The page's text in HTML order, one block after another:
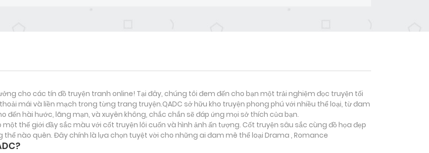
cho các tín đồ truyện tranh online! Tại đây, chúng tôi đem đến cho bạn một trải nghiệm đọc truyện tối
mái và liền mạch trong từng trang truyện.QADC sở hữu kho truyện phong phú với nhiều thể loại, từ đam
đến hài hước, lãng mạn, và xuyên không, chắc chắn sẽ đáp ứng mọi sở thích của bạn.
thế giới đầy sắc màu với cốt truyện lôi cuốn và hình ảnh ấn tượng. Cốt truyện sâu sắc cùng đồ họa đẹp
nào quên. Đây chính là lựa chọn tuyệt vời cho những ai đam mê thể loại Drama , Romance